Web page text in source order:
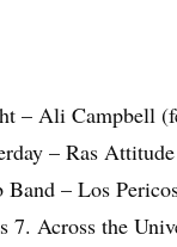
– Ali Campbell
– Ras
Band – Los
Across the